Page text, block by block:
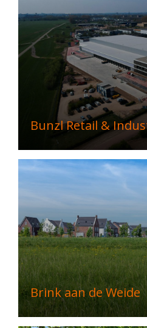
Bunzl Retail &
Brink aan de Weide